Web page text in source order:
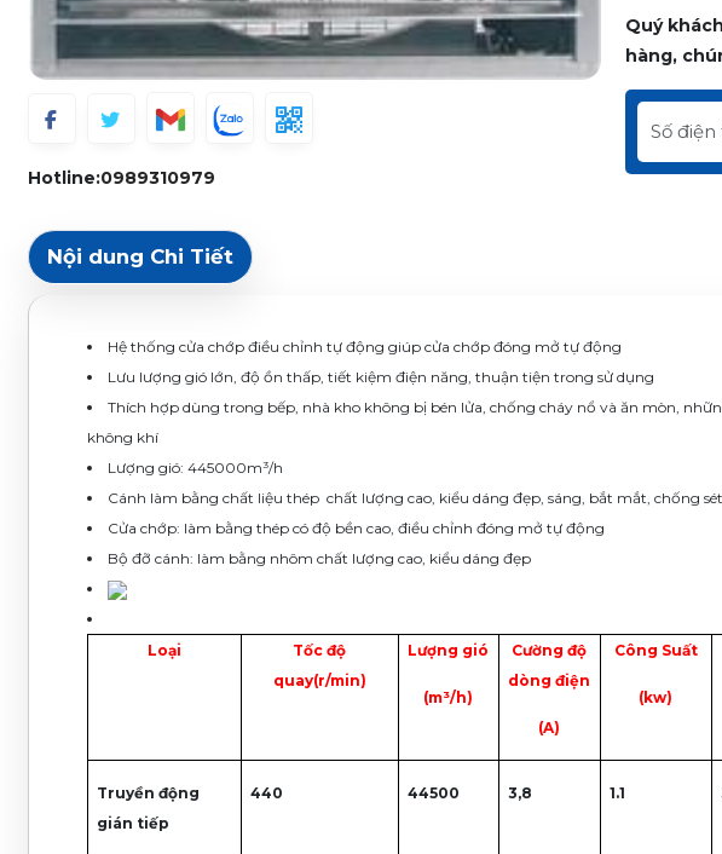
Hotline:0989310979
Quý
hàng,
Nội dung Chi Tiết
Hệ thống cửa chớp điều chỉnh tự động giúp cửa chớp đóng mở tự động
Lưu lượng gió lớn, độ ồn thấp, tiết kiệm điện năng, thuận tiện trong sử dụng
Thích hợp dùng trong bếp, nhà kho không bị bén lửa, chống cháy nổ và ăn mòn,
không khí
Lượng gió: 445000m³/h
Cánh làm bằng chất liệu thép chất lượng cao, kiểu dáng đẹp, sáng, bắt mắt, chống sét
Cửa chớp: làm bằng thép có độ bền cao, điều chỉnh đóng mở tự động
Bộ đỡ cánh: làm bằng nhôm chất lượng cao, kiểu dáng đẹp
Loại
Tốc độ
quay(r/min)
Lượng gió
(m³/h)
Cường độ
dòng điện
(A)
Công Suất
(kw)
Truyền động
gián tiếp
440 44500 3,8 1.1